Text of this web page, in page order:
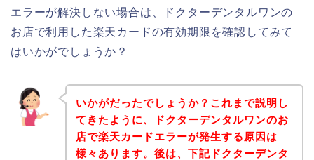
エラーが解決しない場合は、ドクターデンタルワンの
お店で利用した楽天カードの有効期限を確認してみて
はいかがでしょうか？
いかがだったでしょうか？これまで説明し
てきたように、ドクターデンタルワンのお
店で楽天カードエラーが発生する原因は
様々あります。後は、下記ドクターデンタ